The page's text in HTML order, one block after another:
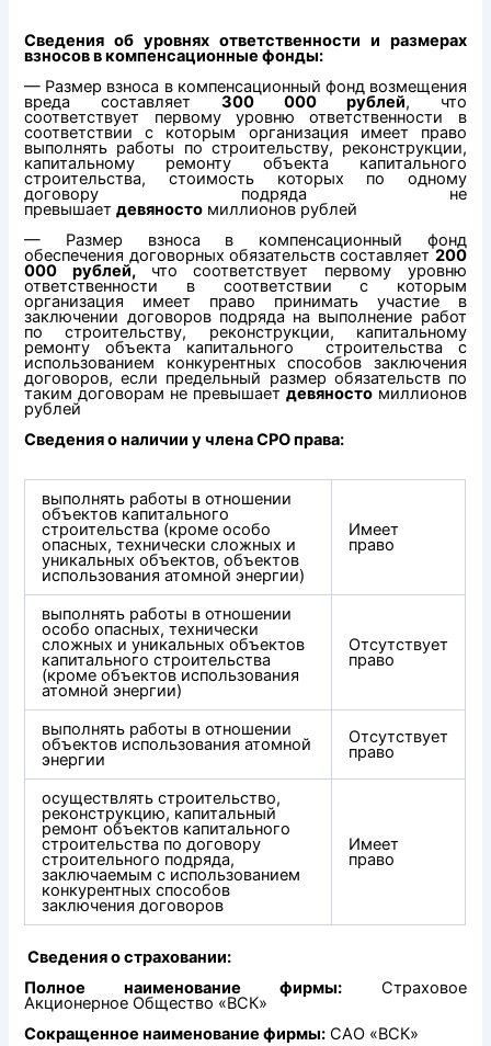
Сведения об уровнях ответственности и размерах
взносов в компенсационные фонды:
— Размер взноса в компенсационный фонд возмещения
вреда составляет300 000 рублей, что
соответствует первому уровню ответственности в
соответствии с которым организация имеет право
выполнять работы по строительству, реконструкции,
капитальному ремонту объекта капитального
строительства, стоимость которых по одному
договору подряда не
превышаетдевяносто миллионов рублей
— Размер взноса в компенсационный фонд
обеспечения договорных обязательств составляет200
000 рублей, что соответствует первому уровню
ответственности в соответствии с которым
организация имеет право принимать участие в
заключении договоров подряда на выполнение работ
по строительству, реконструкции, капитальному
ремонту объекта капитального строительства с
использованием конкурентных способов заключения
договоров, если предельный размер обязательств по
таким договорам не превышает девяностомиллионов
рублей
Сведения о наличии у члена СРО права:
выполнять работы в отношении
объектов капитального
строительства (кроме особо
опасных, технически сложных и
уникальных объектов, объектов
использования атомной энергии)
Имеет
право
выполнять работы в отношении
особо опасных, технически
сложных и уникальных объектов
капитального строительства
(кроме объектов использования
атомной энергии)
Отсутствует
право
выполнять работы в отношении
объектов использования атомной
энергии
Отсутствует
право
осуществлять строительство,
реконструкцию, капитальный
ремонт объектов капитального
строительства по договору
строительного подряда,
заключаемым с использованием
конкурентных способов
заключения договоров
Имеет
право
Сведения о страховании:
Полное наименование фирмы:Страховое
Акционерное Общество «ВСК»
Сокращенное наименование фирмы: САО «ВСК»